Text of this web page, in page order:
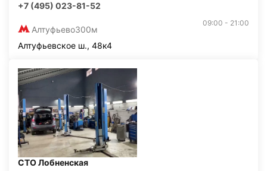
+7 (495) 023-81-52
Алтуфьево300м
09:00 - 21:00
Алтуфьевское ш., 48к4
СТО Лобненская